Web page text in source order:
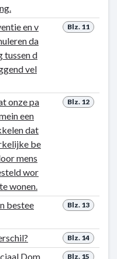
Blz. 11
en v
da
tussen d
vel
Blz. 12
onze pa
een
dat
be
mens
wor
wonen.
Blz. 13
bestee
Blz. 14
Blz. 15
Dom